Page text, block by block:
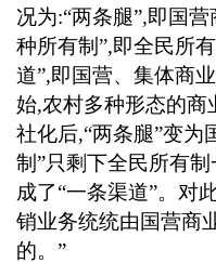
况为:“两条腿”,即国营
种所有制”,即全民所
道”,即国营、集体商
始,农村多种形态的商
社化后,“两条腿”变为
制”只剩下全民所有制
成了“一条渠道”。对
销业务统统由国营商
的。”